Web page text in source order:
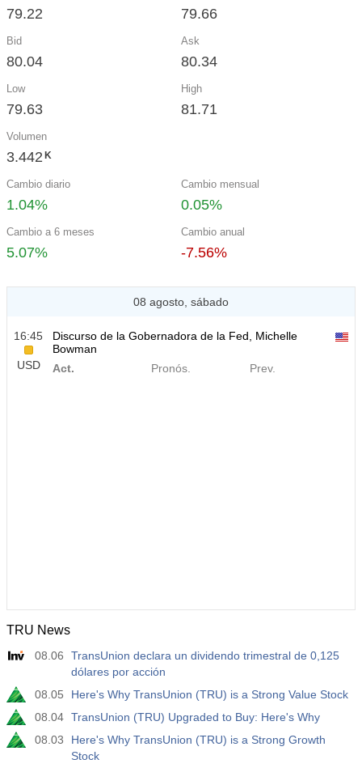
79.22 79.66
Bid
80.04
Ask
80.34
Low
79.63
High
81.71
Volumen
3.442 K
Cambio diario
1.04%
Cambio mensual
0.05%
Cambio a 6 meses
5.07%
Cambio anual
-7.56%
08 agosto, sábado
16:45
USD
Discurso de la Gobernadora de la Fed, Michelle
Bowman
Act.
Pronós. Prev.
TRU News
08.06
TransUnion declara un dividendo trimestral de 0,125
dólares por acción
08.05
Here's Why TransUnion (TRU) is a Strong Value Stock
08.04 TransUnion (TRU) Upgraded to Buy: Here's Why
08.03
Here's Why TransUnion (TRU) is a Strong Growth
Stock